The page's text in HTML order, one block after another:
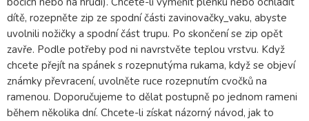
dítě, rozepněte zip ze spodní části zavinovačky_vaku, abyste
uvolnili nožičky a spodní část trupu. Po skončení se zip opět
zavře. Podle potřeby pod ni navrstvěte teplou vrstvu. Když
chcete přejít na spánek s rozepnutýma rukama, když se objeví
známky převracení, uvolněte ruce rozepnutím cvočků na
ramenou. Doporučujeme to dělat postupně po jednom rameni
během několika dní. Chcete-li získat názorný návod, jak to